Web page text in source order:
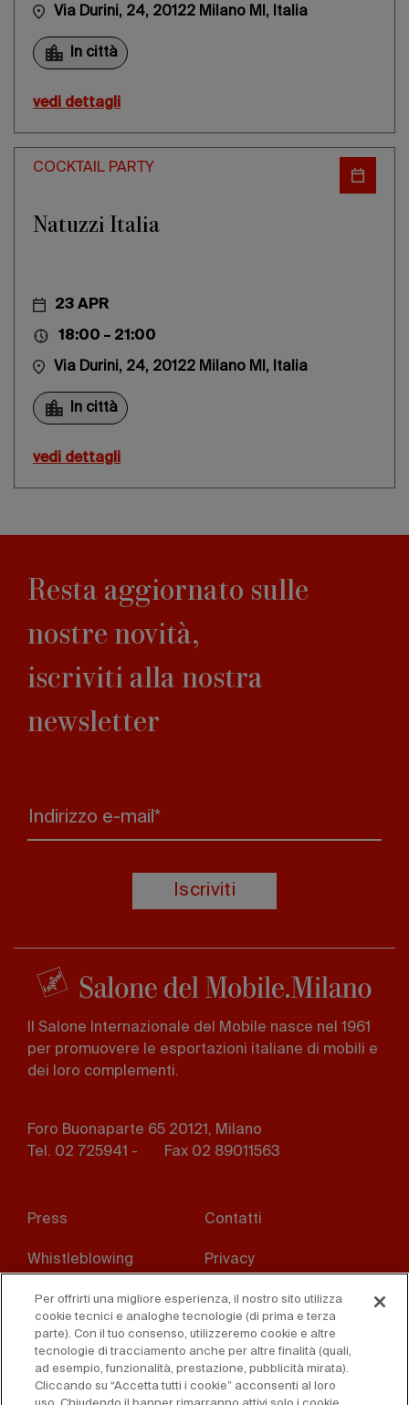
Via Durini, 24, 20122 Milano MI, Italia
In città
vedi dettagli
COCKTAIL PARTY
Natuzzi Italia
23 APR
18:00 – 21:00
Via Durini, 24, 20122 Milano MI, Italia
In città
vedi dettagli
Resta aggiornato sulle
nostre novità,
iscriviti alla nostra
newsletter
Indirizzo e-mail*
Iscriviti
Il Salone Internazionale del Mobile nasce nel 1961
per promuovere le esportazioni italiane di mobili e
dei loro complementi.
Foro Buonaparte 65 20121, Milano
Tel. 02 725941 -
Fax 02 89011563
menu
Press Contatti
Whistleblowing Privacy
Disclaimer D. Lgs. 231/01
Cookies Condizioni di vendita
Dichiarazione di
Per offrirti una migliore esperienza, il nostro sito utilizza
cookie tecnici e analoghe tecnologie (di prima e terza
parte). Con il tuo consenso, utilizzeremo cookie e altre
tecnologie di tracciamento anche per altre finalità (quali,
ad esempio, funzionalità, prestazione, pubblicità mirata).
Cliccando su “Accetta tutti i cookie” acconsenti al loro